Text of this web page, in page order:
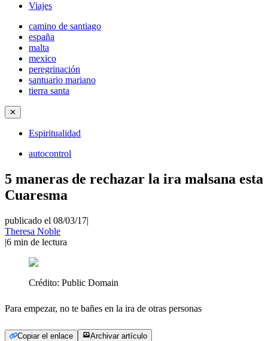
Viajes
camino de santiago
españa
malta
mexico
peregrinación
santuario mariano
tierra santa
✕
Espiritualidad
autocontrol
5 maneras de rechazar la ira malsana esta
Cuaresma
publicado el 08/03/17|
Theresa Noble
|6 min de lectura
Crédito: Public Domain
Para empezar, no te bañes en la ira de otras personas
Copiar el enlace Archivar artículo